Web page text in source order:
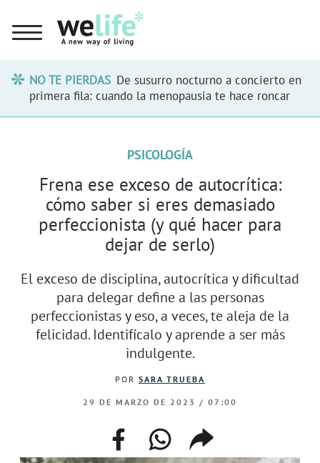
NO TE PIERDAS De susurro nocturno a concierto en
primera fila: cuando la menopausia te hace roncar
PSICOLOGÍA
Frena ese exceso de autocrítica:
cómo saber si eres demasiado
perfeccionista (y qué hacer para
dejar de serlo)
El exceso de disciplina, autocrítica y dificultad
para delegar define a las personas
perfeccionistas y eso, a veces, te aleja de la
felicidad. Identifícalo y aprende a ser más
indulgente.
POR SARA TRUEBA
29 DE MARZO DE 2023 / 07:00
facebookwhatsappcompartir
enlace